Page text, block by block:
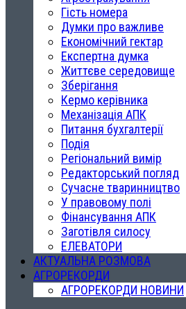
Гість номера
Думки про важливе
Економічний гектар
Експертна думка
Життєве середовище
Зберігання
Кермо керівника
Механізація АПК
Питання бухгалтерії
Подія
Регіональний вимір
Редакторський погляд
Сучасне тваринництво
У правовому полі
Фінансування АПК
Заготівля силосу
ЕЛЕВАТОРИ
АКТУАЛЬНА РОЗМОВА
АГРОРЕКОРДИ
АГРОРЕКОРДИ НОВИНИ